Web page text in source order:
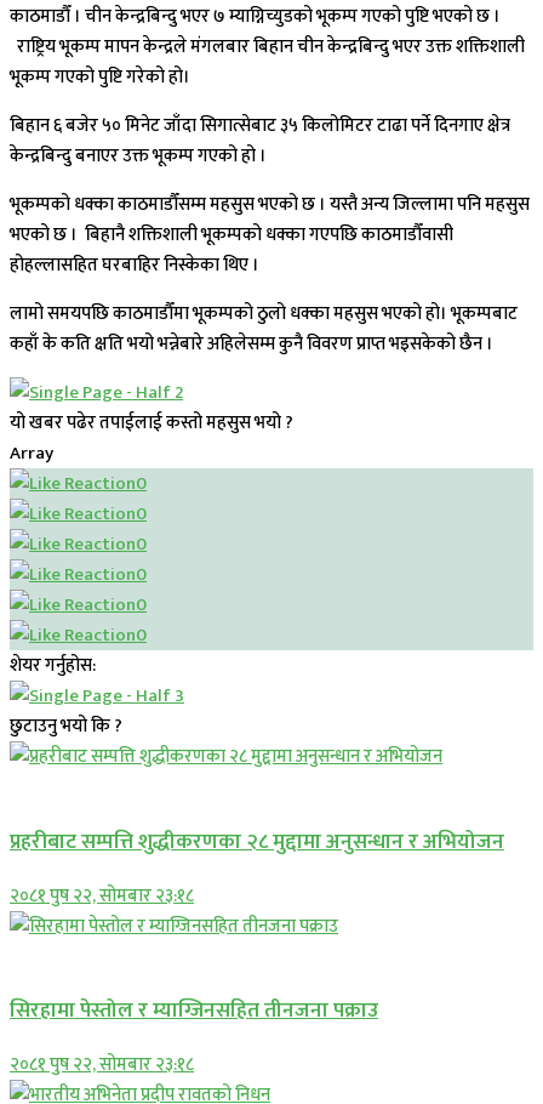
काठमाडौँ । चीन केन्द्रबिन्दु भएर ७ म्याग्निच्युडको भूकम्प गएको पुष्टि भएको छ ।
राष्ट्रिय भूकम्प मापन केन्द्रले मंगलबार बिहान चीन केन्द्रबिन्दु भएर उक्त शक्तिशाली
भूकम्प गएको पुष्टि गरेको हो।
बिहान ६ बजेर ५० मिनेट जाँदा सिगात्सेबाट ३५ किलोमिटर टाढा पर्ने दिनगाए क्षेत्र
केन्द्रबिन्दु बनाएर उक्त भूकम्प गएको हो ।
भूकम्पको धक्का काठमाडौँसम्म महसुस भएको छ । यस्तै अन्य जिल्लामा पनि महसुस
भएको छ । बिहानै शक्तिशाली भूकम्पको धक्का गएपछि काठमाडौँवासी
होहल्लासहित घरबाहिर निस्केका थिए ।
लामो समयपछि काठमाडौँमा भूकम्पको ठुलो धक्का महसुस भएको हो। भूकम्पबाट
कहाँ के कति क्षति भयो भन्नेबारे अहिलेसम्म कुनै विवरण प्राप्त भइसकेको छैन ।
यो खबर पढेर तपाईलाई कस्तो महसुस भयो ?
Array
0
0
0
0
0
0
शेयर गर्नुहोस:
छुटाउनु भयो कि ?
प्रहरीबाट सम्पत्ति शुद्धीकरणका २८ मुद्दामा अनुसन्धान र अभियोजन
२०८१ पुष २२, सोमबार २३:१८
सिरहामा पेस्तोल र म्याग्जिनसहित तीनजना पक्राउ
२०८१ पुष २२, सोमबार २३:१८